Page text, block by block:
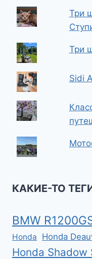
Три
Три
Sidi
КАКИЕ-ТО
BMW
Honda Honda
Honda Shadow